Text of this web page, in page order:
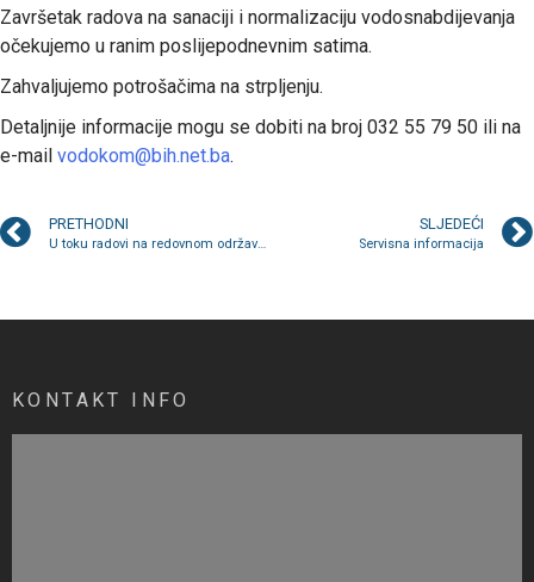
Završetak radova na sanaciji i normalizaciju vodosnabdijevanja
očekujemo u ranim poslijepodnevnim satima.
Zahvaljujemo potrošačima na strpljenju.
Detaljnije informacije mogu se dobiti na broj 032 55 79 50 ili na
e-mail vodokom@bih.net.ba.
PRETHODNI
U toku radovi na redovnom održavanju korita rijeke Zgošće
SLJEDEĆI
Servisna informacija
KONTAKT INFO